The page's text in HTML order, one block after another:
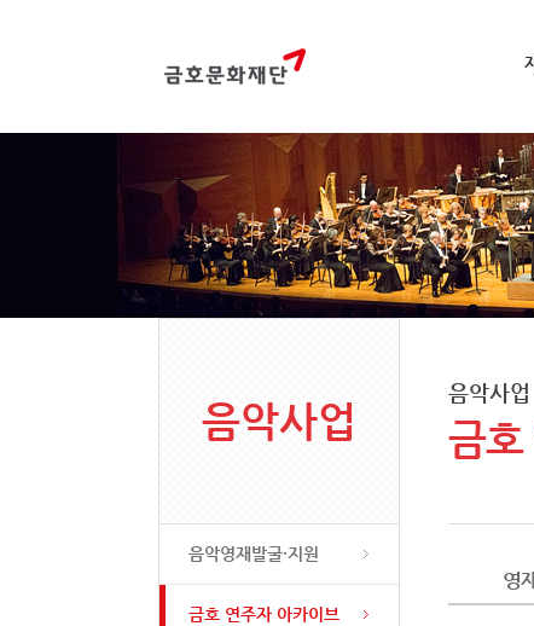
음악사업
음악영재발굴·지원
금호 연주자 아카이브
음악사업
금호
영